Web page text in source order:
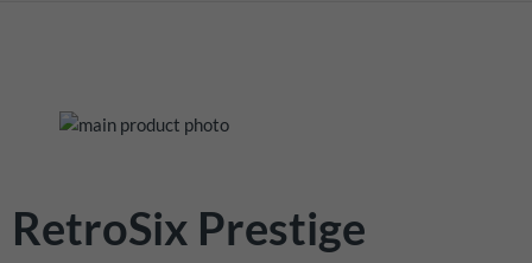
springen
Zum
Anfang
RetroSix Prestige